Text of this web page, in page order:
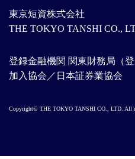
東京短資株式会社
THE TOKYO TANSHI CO.,
登録金融機関 関東財務局（
加入協会／日本証券業協会
Copyright© THE TOKYO TANSHI CO., LTD. All